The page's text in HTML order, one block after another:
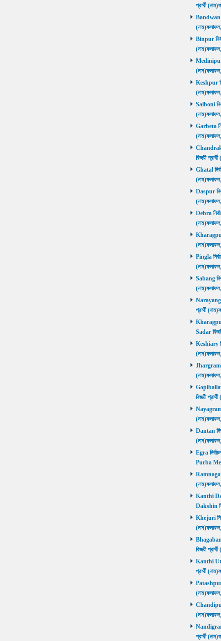
প্রার্থী
Bandwan
Binpur
Medinipur
Keshpur
Salboni
Garbeta
বিজয়ী
Ghatal
Daspur
Debra
Kharagpur
Pingla
Sabang
প্রার্থী
Kharagpur
Sadar
Keshiary
Jhargram
বিজয়ী
Nayagram
Dantan
Egra
Purba
Ramnagar
Kanthi
Dakshin
Khejuri
বিজয়ী
Kanthi
প্রার্থী
Patashpur
Chandipur
Nandigram
প্রার্থী